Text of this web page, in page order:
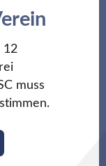
12
muss